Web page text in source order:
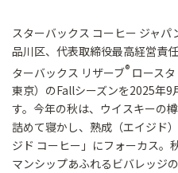
スターバックス コーヒー ジャ
品川区、代表取締役最高経営責
ターバックス リザーブ® ロース
東京）のFallシーズンを2025年9
す。今年の秋は、ウイスキーの
詰めて寝かし、熟成（エイジド
ジド コーヒー」にフォーカス。
マンシップあふれるビバレッジ